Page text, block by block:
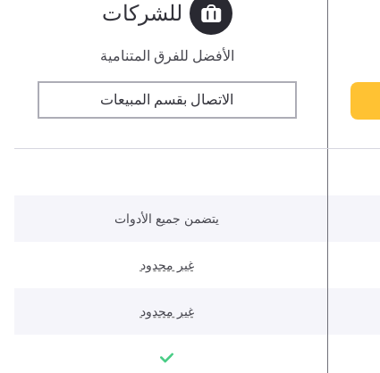
للشركات
الأفضل للفرق المتنامية
الاتصال بقسم المبيعات
يتضمن جميع الأدوات
غير محدود
غير محدود